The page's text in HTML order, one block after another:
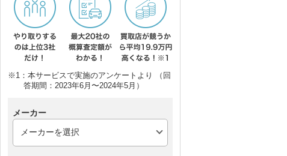
ホンダ N-BOXカスタム BYD ラッコ
※1：本サービスで実施のアンケートより （回
答期間：2023年6月〜2024年5月）
メーカー